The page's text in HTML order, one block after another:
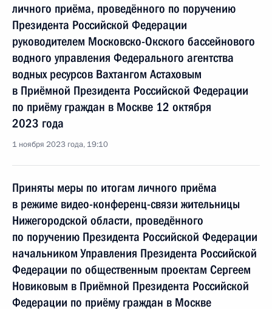
личного приёма, проведённого по поручению
Президента Российской Федерации
руководителем Московско-Окского бассейнового
водного управления Федерального агентства
водных ресурсов Вахтангом Астаховым
в Приёмной Президента Российской Федерации
по приёму граждан в Москве 12 октября
2023 года
1 ноября 2023 года, 19:10
Приняты меры по итогам личного приёма
в режиме видео-конференц-связи жительницы
Нижегородской области, проведённого
по поручению Президента Российской Федерации
начальником Управления Президента Российской
Федерации по общественным проектам Сергеем
Новиковым в Приёмной Президента Российской
Федерации по приёму граждан в Москве